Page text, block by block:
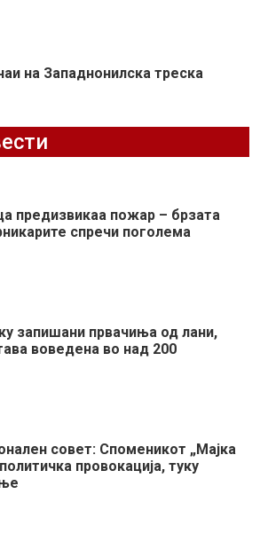
на Западнонилска треска
предизвикаа пожар – брзата
спречи поголема
запишани првачиња од лани,
воведена во над 200
совет: Споменикот „Мајка
провокација, туку